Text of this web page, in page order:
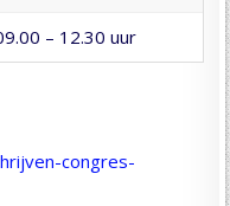
– 12.30 uur
congres-